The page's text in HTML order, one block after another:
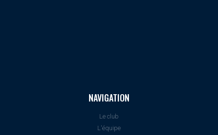
NAVIGATION
Le club
L'équipe